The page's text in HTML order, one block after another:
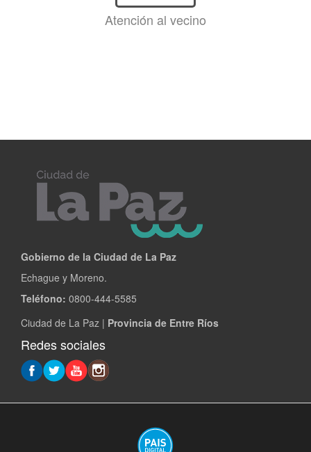
Atención al vecino
Gobierno de la Ciudad de La Paz
Echague y Moreno.
Teléfono: 0800-444-5585
Ciudad de La Paz | Provincia de Entre Ríos
Redes sociales